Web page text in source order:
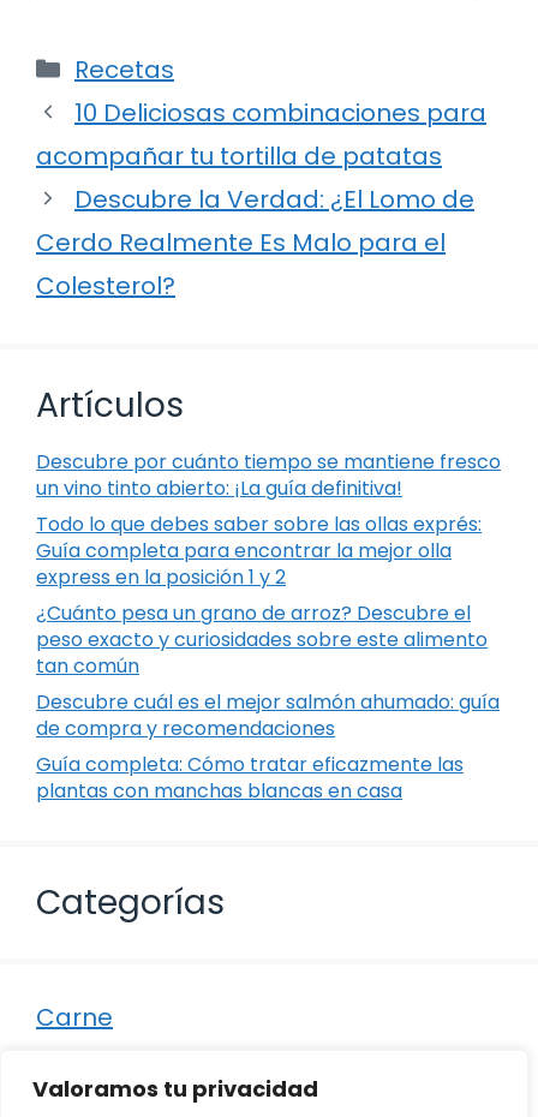
Valoramos tu privacidad
Categorías
Recetas
10 Deliciosas combinaciones para
acompañar tu tortilla de patatas
Descubre la Verdad: ¿El Lomo de
Cerdo Realmente Es Malo para el
Colesterol?
Artículos
Descubre por cuánto tiempo se mantiene fresco
un vino tinto abierto: ¡La guía definitiva!
Todo lo que debes saber sobre las ollas exprés:
Guía completa para encontrar la mejor olla
express en la posición 1 y 2
¿Cuánto pesa un grano de arroz? Descubre el
peso exacto y curiosidades sobre este alimento
tan común
Descubre cuál es el mejor salmón ahumado: guía
de compra y recomendaciones
Guía completa: Cómo tratar eficazmente las
plantas con manchas blancas en casa
Categorías
Carne